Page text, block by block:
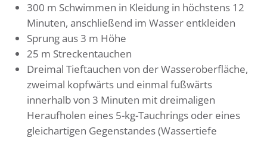
300 m Schwimmen in Kleidung in höchstens 12
Minuten, anschließend im Wasser entkleiden
Sprung aus 3 m Höhe
25 m Streckentauchen
Dreimal Tieftauchen von der Wasseroberfläche,
zweimal kopfwärts und einmal fußwärts
innerhalb von 3 Minuten mit dreimaligen
Heraufholen eines 5-kg-Tauchrings oder eines
gleichartigen Gegenstandes (Wassertiefe